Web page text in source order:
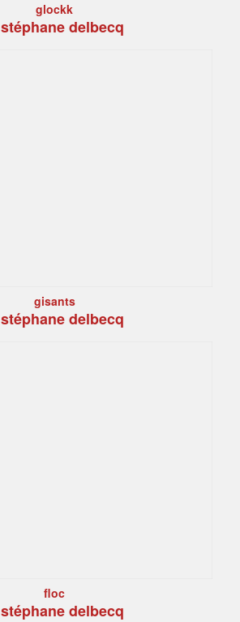
glockk
stéphane delbecq
gisants
stéphane delbecq
floc
stéphane delbecq